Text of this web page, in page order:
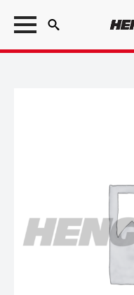
Search